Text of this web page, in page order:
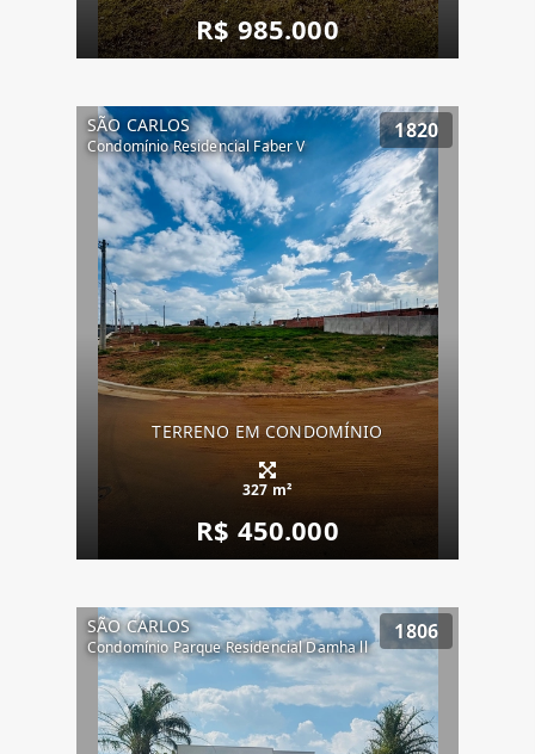
R$ 985.000
SÃO CARLOS
Condomínio Residencial Faber V
1820
TERRENO EM CONDOMÍNIO
327 m²
R$ 450.000
SÃO CARLOS
Condomínio Parque Residencial Damha ll
1806